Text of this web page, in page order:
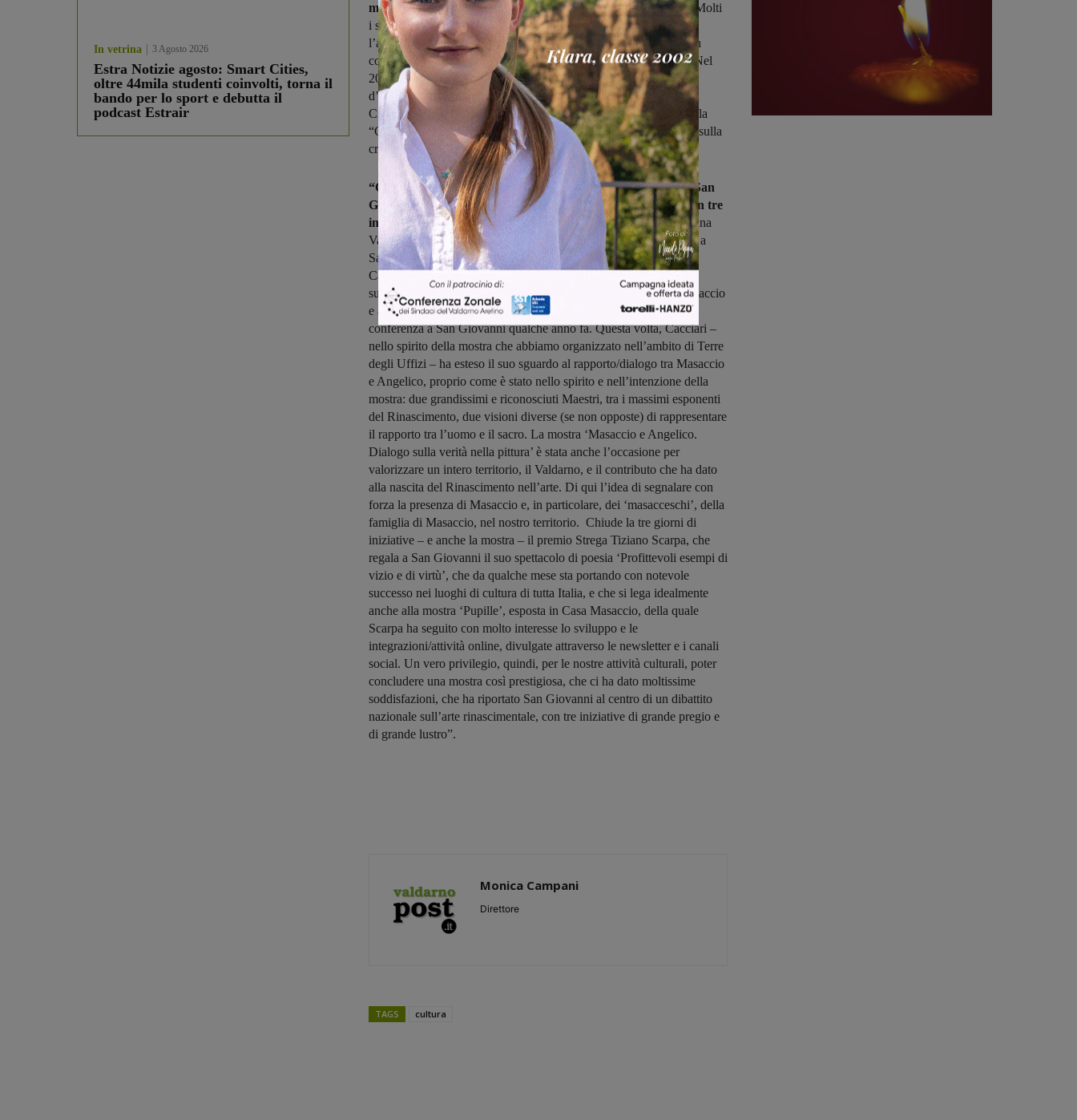
In vetrina 3 Agosto 2026
Estra Notizie agosto: Smart Cities,
oltre 44mila studenti coinvolti, torna il
bando per lo sport e debutta il
podcast Estrair
magistralis sul libro “Il potere che frena” (edizioni Adelphi).Molti
i saggi nei quali affronta l’iconografia religiosa, e in particolare
l’annunciazione, la Madonna con Bambino e la crocefissione, con
costanti riferimenti alle opere di Masaccio e del Beato Angelico. Nel
2017 ha scritto “Generare Dio” e nel 2020, insieme al direttore
d’orchestra Riccardo Muti, ha dato vita al libro “Le sette parole di
Cristo”. La loro conversazione mette in parallelo l’iconografia della
“Crocifissione” di Masaccio con “Le ultime sette parole di Cristo sulla
croce” di Franz Joseph Haydn.
“Concludiamo questi quattro mesi e mezzo, che hanno visto San
Giovanni proporre un focus su Masaccio e Beato Angelico con tre
iniziative di assoluto rilievo”, hanno dichiarato il sindaco Valentina
Vadi e l’assessore alla cultura Fabio Franchi. “La prima, il ritorno a
San Giovanni del filosofo Massimo Cacciari. Negli ultimi anni
Cacciari, già professore di Estetica, ha indirizzato i propri studi
sull’iconografia religiosa nell’arte, con frequenti riferimenti a Masaccio
e all’Angelico. Proprio all’Angelico dedicò una partecipatissima
conferenza a San Giovanni qualche anno fa. Questa volta, Cacciari –
nello spirito della mostra che abbiamo organizzato nell’ambito di Terre
degli Uffizi – ha esteso il suo sguardo al rapporto/dialogo tra Masaccio
e Angelico, proprio come è stato nello spirito e nell’intenzione della
mostra: due grandissimi e riconosciuti Maestri, tra i massimi esponenti
del Rinascimento, due visioni diverse (se non opposte) di rappresentare
il rapporto tra l’uomo e il sacro. La mostra ‘Masaccio e Angelico.
Dialogo sulla verità nella pittura’ è stata anche l’occasione per
valorizzare un intero territorio, il Valdarno, e il contributo che ha dato
alla nascita del Rinascimento nell’arte. Di qui l’idea di segnalare con
forza la presenza di Masaccio e, in particolare, dei ‘masacceschi’, della
famiglia di Masaccio, nel nostro territorio. Chiude la tre giorni di
iniziative – e anche la mostra – il premio Strega Tiziano Scarpa, che
regala a San Giovanni il suo spettacolo di poesia ‘Profittevoli esempi di
vizio e di virtù’, che da qualche mese sta portando con notevole
successo nei luoghi di cultura di tutta Italia, e che si lega idealmente
anche alla mostra ‘Pupille’, esposta in Casa Masaccio, della quale
Scarpa ha seguito con molto interesse lo sviluppo e le
integrazioni/attività online, divulgate attraverso le newsletter e i canali
social. Un vero privilegio, quindi, per le nostre attività culturali, poter
concludere una mostra così prestigiosa, che ci ha dato moltissime
soddisfazioni, che ha riportato San Giovanni al centro di un dibattito
nazionale sull’arte rinascimentale, con tre iniziative di grande pregio e
di grande lustro”.
Monica Campani
Direttore
TAGS cultura